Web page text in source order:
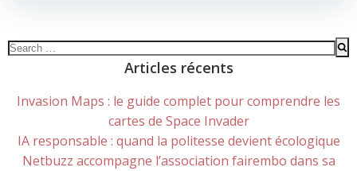
Search
Articles récents
Invasion Maps : le guide complet pour comprendre les
cartes de Space Invader
IA responsable : quand la politesse devient écologique
Netbuzz accompagne l’association fairembo dans sa